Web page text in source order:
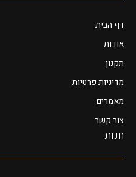
דף הבית
אודות
תקנון
מדיניות פרטיות
מאמרים
צור קשר
חנות